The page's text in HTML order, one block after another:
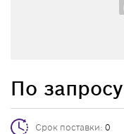
По запросу
Срок поставки: 0